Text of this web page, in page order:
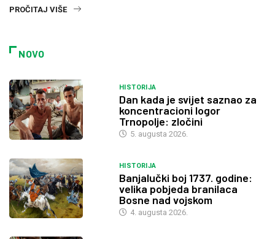
PROČITAJ VIŠE
NOVO
HISTORIJA
Dan kada je svijet saznao za
koncentracioni logor
Trnopolje: zločini
5. augusta 2026.
HISTORIJA
Banjalučki boj 1737. godine:
velika pobjeda branilaca
Bosne nad vojskom
4. augusta 2026.